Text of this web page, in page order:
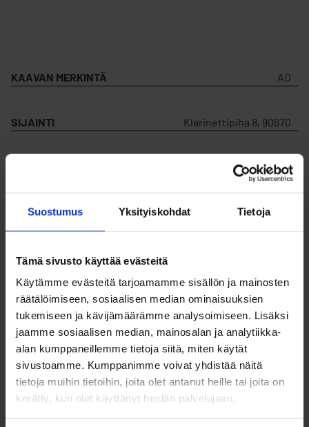
Suostumus Yksityiskohdat Tietoja
Tämä sivusto käyttää evästeitä
Käytämme evästeitä tarjoamamme sisällön ja mainosten
räätälöimiseen, sosiaalisen median ominaisuuksien
tukemiseen ja kävijämäärämme analysoimiseen. Lisäksi
jaamme sosiaalisen median, mainosalan ja analytiikka-
alan kumppaneillemme tietoja siitä, miten käytät
sivustoamme. Kumppanimme voivat yhdistää näitä
tietoja muihin tietoihin, joita olet antanut heille tai joita on
kerätty, kun olet käyttänyt heidän palvelujaan.
KAAVAN MERKINTÄ AO
SIJAINTI Klarinettipiha 8, 90670
Kyllä
VUOKRATAAN Kyllä
KORTTELIN NUMERO
TONTIN NUMERO
RAKENNUSOIKEUS
MYYNTIHINTA 53 619,90 €